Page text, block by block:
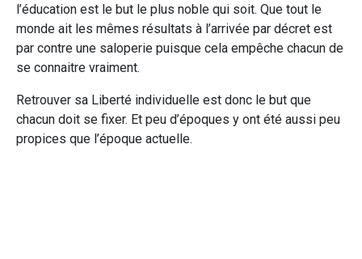
l’éducation est le but le plus noble qui soit. Que tout le
monde ait les mêmes résultats à l’arrivée par décret est
par contre une saloperie puisque cela empêche chacun de
se connaitre vraiment.
Retrouver sa Liberté individuelle est donc le but que
chacun doit se fixer. Et peu d’époques y ont été aussi peu
propices que l’époque actuelle.